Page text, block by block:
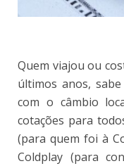
Quem viajou ou
últimos anos,
com o câmbio
cotações para
(para quem foi à
Coldplay (para